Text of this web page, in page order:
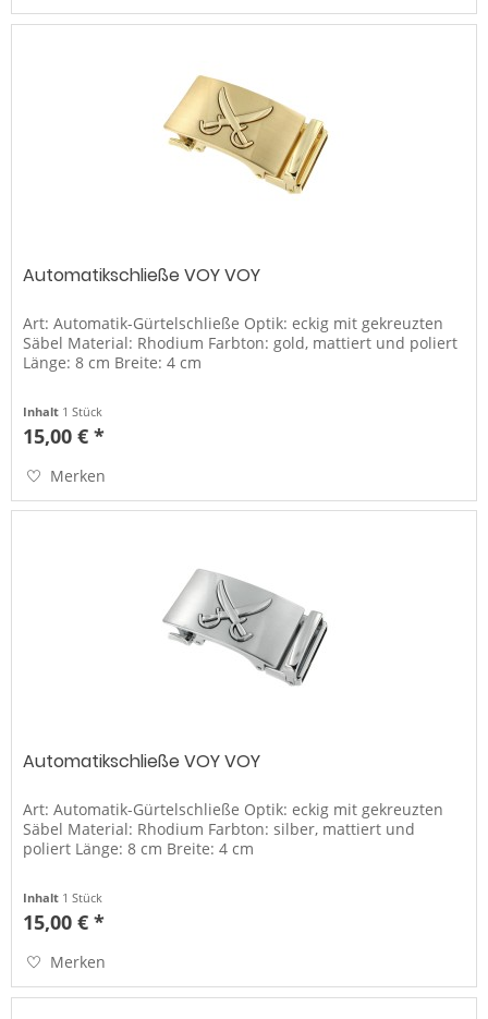
Automatikschließe VOY VOY
Art: Automatik-Gürtelschließe Optik: eckig mit gekreuzten
Säbel Material: Rhodium Farbton: gold, mattiert und poliert
Länge: 8 cm Breite: 4 cm
Inhalt 1 Stück
15,00 € *
Merken
Automatikschließe VOY VOY
Art: Automatik-Gürtelschließe Optik: eckig mit gekreuzten
Säbel Material: Rhodium Farbton: silber, mattiert und
poliert Länge: 8 cm Breite: 4 cm
Inhalt 1 Stück
15,00 € *
Merken